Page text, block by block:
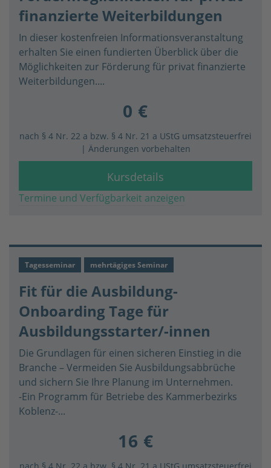
finanzierte Weiterbildungen
In dieser kostenfreien Informationsveranstaltung
erhalten Sie einen fundierten Überblick über die
Möglichkeiten zur Förderung für privat finanzierte
Weiterbildungen....
0 €
nach § 4 Nr. 22 a bzw. § 4 Nr. 21 a UStG umsatzsteuerfrei
| Änderungen vorbehalten
Kursdetails
Termine und Verfügbarkeit anzeigen
Tagesseminar mehrtägiges Seminar
Fit für die Ausbildung-
Onboarding Tage für
Ausbildungsstarter/-innen
Die Grundlagen für einen sicheren Einstieg in die
Branche – Vermeiden Sie Ausbildungsabbrüche
und sichern Sie Ihre Planung im Unternehmen.
-Ein Programm für Betriebe des Kammerbezirks
Koblenz-...
16 €